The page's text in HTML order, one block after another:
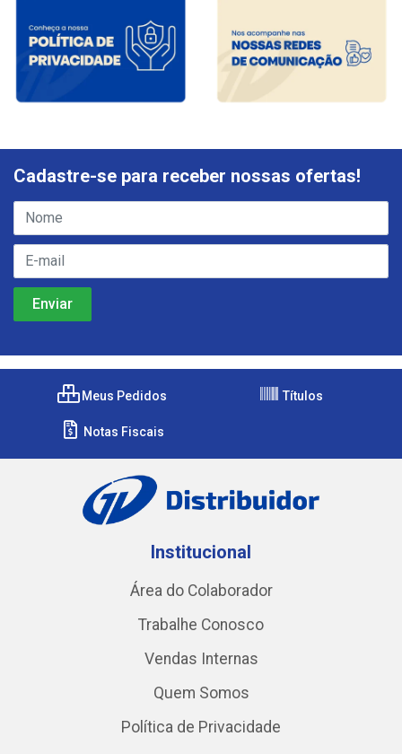
Cadastre-se para receber nossas ofertas!
Meus Pedidos Títulos
Notas Fiscais
Institucional
Área do Colaborador
Trabalhe Conosco
Vendas Internas
Quem Somos
Política de Privacidade